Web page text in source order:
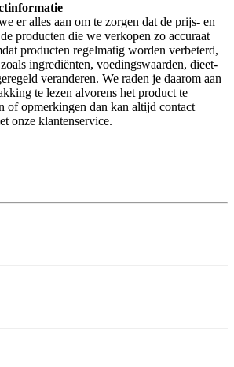
er alles aan om te zorgen dat de prijs- en
producten die we verkopen zo accuraat
producten regelmatig worden verbeterd,
ingrediënten, voedingswaarden, dieet-
veranderen. We raden je daarom aan
te lezen alvorens het product te
of opmerkingen dan kan altijd contact
onze klantenservice.